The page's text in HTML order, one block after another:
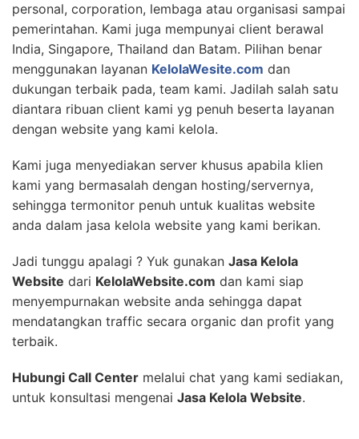
personal, corporation, lembaga atau organisasi sampai
pemerintahan. Kami juga mempunyai client berawal
India, Singapore, Thailand dan Batam. Pilihan benar
menggunakan layanan KelolaWesite.com dan
dukungan terbaik pada, team kami. Jadilah salah satu
diantara ribuan client kami yg penuh beserta layanan
dengan website yang kami kelola.
Kami juga menyediakan server khusus apabila klien
kami yang bermasalah dengan hosting/servernya,
sehingga termonitor penuh untuk kualitas website
anda dalam jasa kelola website yang kami berikan.
Jadi tunggu apalagi ? Yuk gunakan Jasa Kelola
Website dari KelolaWebsite.com dan kami siap
menyempurnakan website anda sehingga dapat
mendatangkan traffic secara organic dan profit yang
terbaik.
Hubungi Call Center melalui chat yang kami sediakan,
untuk konsultasi mengenai Jasa Kelola Website.